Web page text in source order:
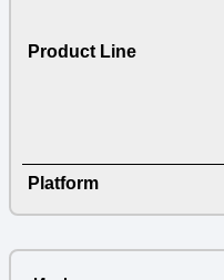
Product Line
Platform